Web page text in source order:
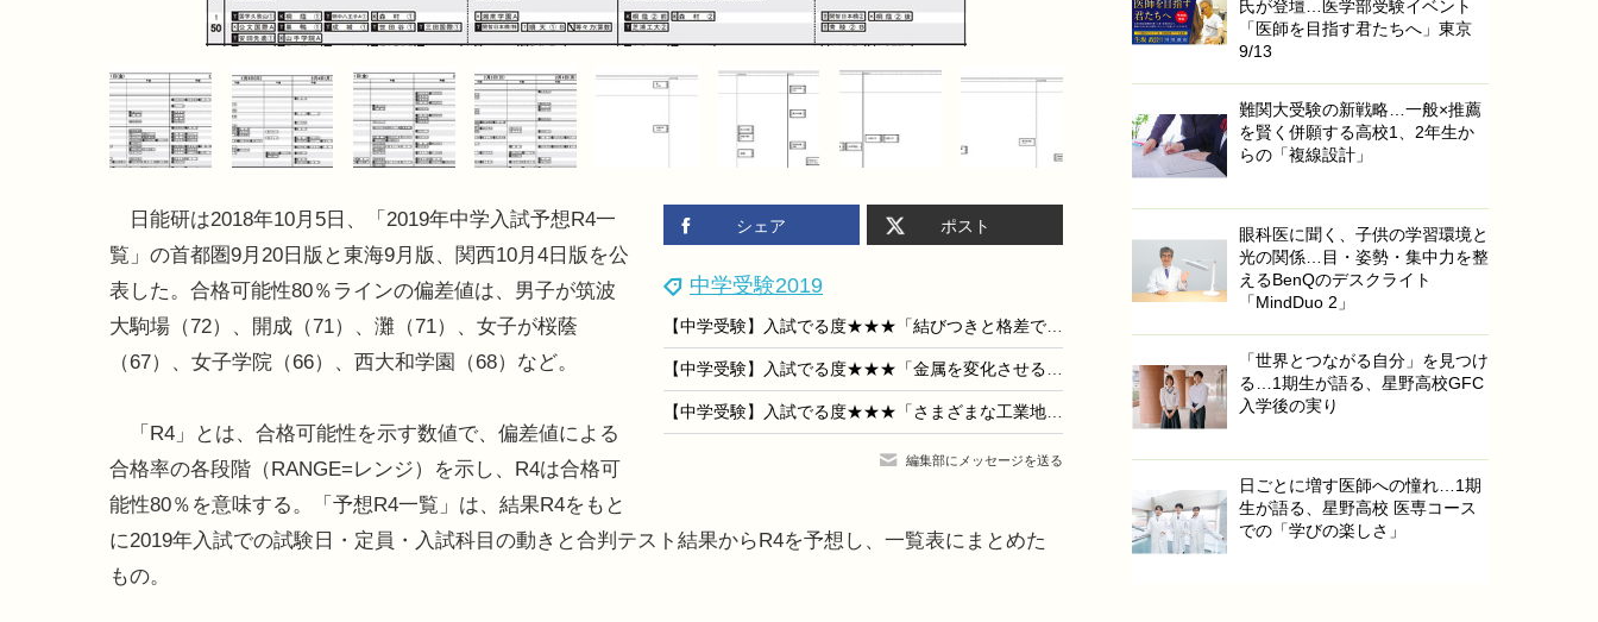
シェア ポスト
中学受験2019
【中学受験】入試でる度★★★「結びつきと格差で見る国際社会」社会科・国際社会
【中学受験】入試でる度★★★「金属を変化させる水よう液」理科・物質
【中学受験】入試でる度★★★「さまざまな工業地帯」社会科・地理
編集部にメッセージを送る
日能研は2018年10月5日、「2019年中学入試予想R4一
覧」の首都圏9月20日版と東海9月版、関西10月4日版を公
表した。合格可能性80％ラインの偏差値は、男子が筑波
大駒場（72）、開成（71）、灘（71）、女子が桜蔭
（67）、女子学院（66）、西大和学園（68）など。
「R4」とは、合格可能性を示す数値で、偏差値による
合格率の各段階（RANGE=レンジ）を示し、R4は合格可
能性80％を意味する。「予想R4一覧」は、結果R4をもと
に2019年入試での試験日・定員・入試科目の動きと合判テスト結果からR4を予想し、一覧表にまとめた
もの。
氏が登壇…医学部受験イベント
「医師を目指す君たちへ」東京
9/13
難関大受験の新戦略…一般×推薦
を賢く併願する高校1、2年生か
らの「複線設計」
眼科医に聞く、子供の学習環境と
光の関係…目・姿勢・集中力を整
えるBenQのデスクライト
「MindDuo 2」
「世界とつながる自分」を見つけ
る…1期生が語る、星野高校GFC
入学後の実り
日ごとに増す医師への憧れ…1期
生が語る、星野高校 医専コース
での「学びの楽しさ」